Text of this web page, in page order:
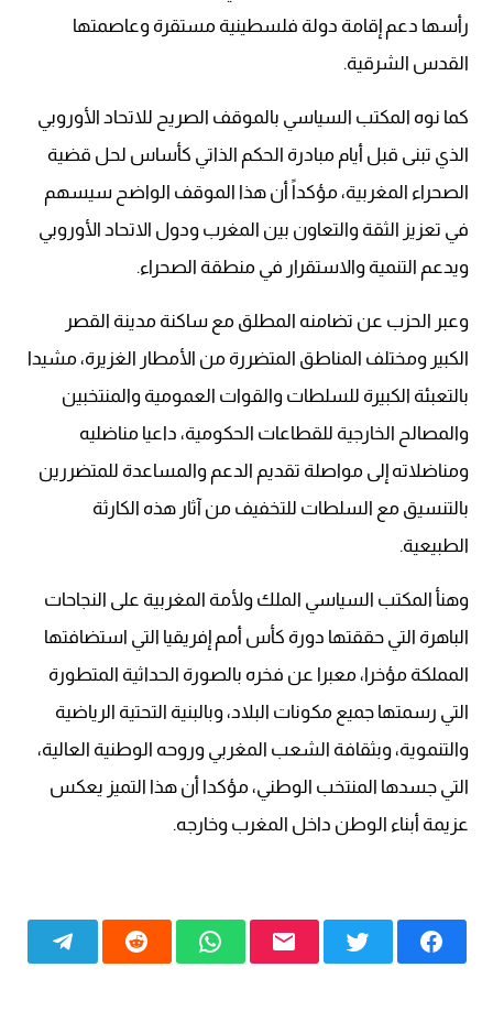
رأسها دعم إقامة دولة فلسطينية مستقرة وعاصمتها
القدس الشرقية.
كما نوه المكتب السياسي بالموقف الصريح للاتحاد الأوروبي
الذي تبنى قبل أيام مبادرة الحكم الذاتي كأساس لحل قضية
الصحراء المغربية، مؤكداً أن هذا الموقف الواضح سيسهم
في تعزيز الثقة والتعاون بين المغرب ودول الاتحاد الأوروبي
ويدعم التنمية والاستقرار في منطقة الصحراء.
وعبر الحزب عن تضامنه المطلق مع ساكنة مدينة القصر
الكبير ومختلف المناطق المتضررة من الأمطار الغزيرة، مشيدا
بالتعبئة الكبيرة للسلطات والقوات العمومية والمنتخبين
والمصالح الخارجية للقطاعات الحكومية، داعيا مناضليه
ومناضلاته إلى مواصلة تقديم الدعم والمساعدة للمتضررين
بالتنسيق مع السلطات للتخفيف من آثار هذه الكارثة
الطبيعية.
وهنأ المكتب السياسي الملك ولأمة المغربية على النجاحات
الباهرة التي حققتها دورة كأس أمم إفريقيا التي استضافتها
المملكة مؤخرا، معبرا عن فخره بالصورة الحداثية المتطورة
التي رسمتها جميع مكونات البلاد، وبالبنية التحتية الرياضية
والتنموية، وبثقافة الشعب المغربي وروحه الوطنية العالية،
التي جسدها المنتخب الوطني، مؤكدا أن هذا التميز يعكس
عزيمة أبناء الوطن داخل المغرب وخارجه.